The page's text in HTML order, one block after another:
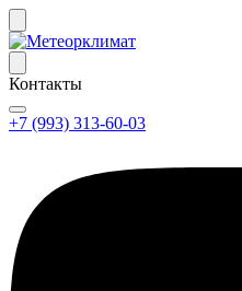
Контакты
+7 (993) 313-60-03